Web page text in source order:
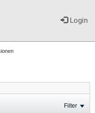
Login
Filter